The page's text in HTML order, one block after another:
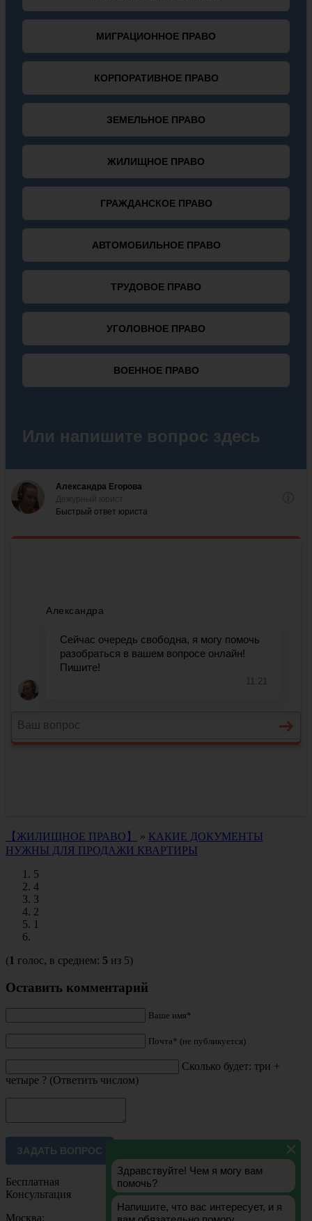
【ЖИЛИЩНОЕ ПРАВО】 » КАКИЕ ДОКУМЕНТЫ
НУЖНЫ ДЛЯ ПРОДАЖИ КВАРТИРЫ
5
4
3
2
1
(1 голос, в среднем: 5 из 5)
Оставить комментарий
Ваше имя*
Почта* (не публикуется)
Сколько будет: три +
четыре ? (Ответить числом)
Бесплатная
Консультация
Москва: